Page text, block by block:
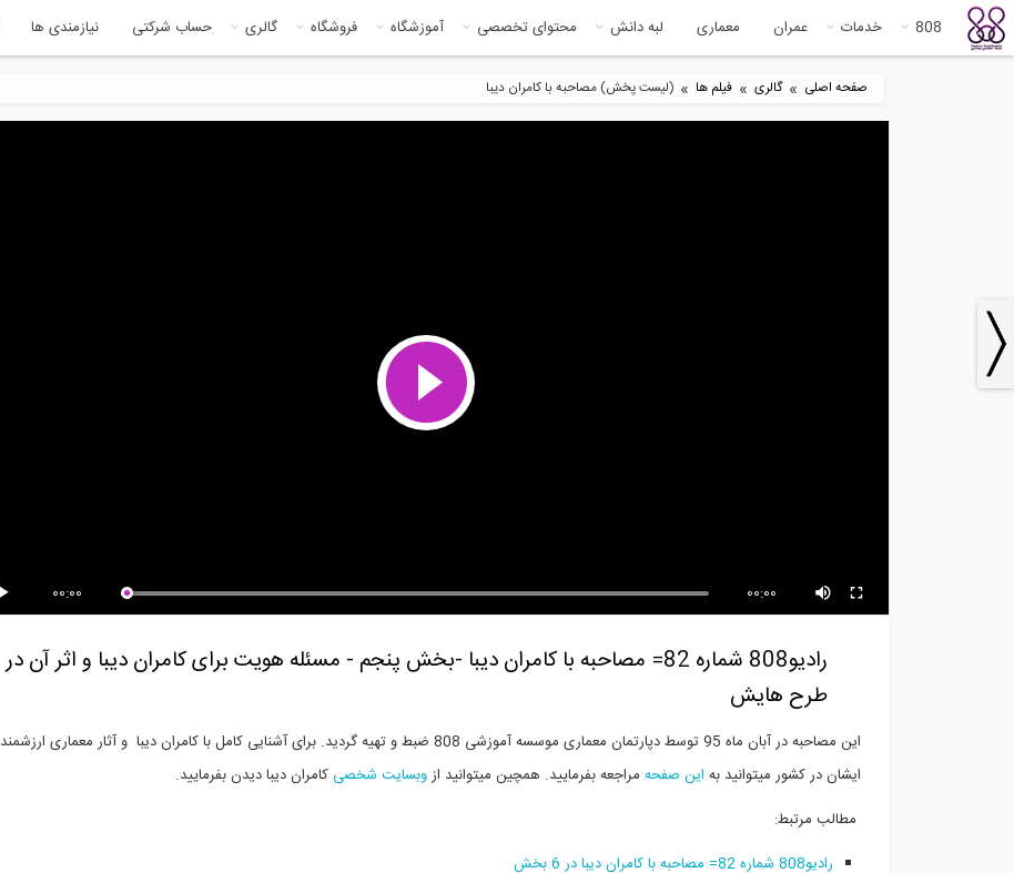
808 خدمات عمران معماری لبه دانش محتوای تخصصی آموزشگاه فروشگاه گالری حساب شرکتی نیازمندی ها
صفحه اصلی » گالری » فیلم ها » (لیست پخش) مصاحبه با کامران دیبا
00:00 00:00
رادیو808 شماره 82= مصاحبه با کامران دیبا -بخش پنجم - مسئله هویت برای کامران دیبا و اثر آن در
طرح هایش
این مصاحبه در آبان ماه 95 توسط دپارتمان معماری موسسه آموزشی 808 ضبط و تهیه گردید. برای آشنایی کامل با کامران دیبا و آثار معماری ارزشمند
ایشان در کشور میتوانید به این صفحه مراجعه بفرمایید. همچین میتوانید ازوبسایت شخصی کامران دیبا دیدن بفرمایید.
مطالب مرتبط:
رادیو808 شماره 82= مصاحبه با کامران دیبا در 6 بخش